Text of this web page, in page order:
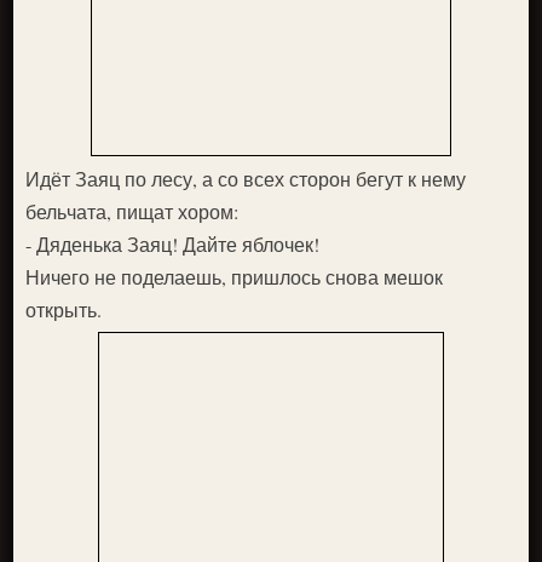
Идёт Заяц по лесу, а со всех сторон бегут к нему
бель­чата, пищат хором:
- Дяденька Заяц! Дайте яблочек!
Ничего не поделаешь, пришлось снова мешок
открыть.